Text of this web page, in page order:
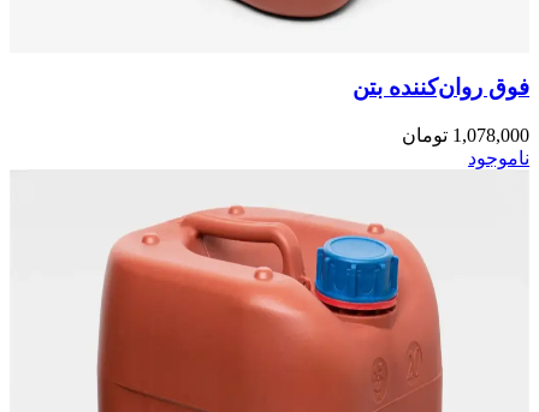
فوق روان‌کننده‌ بتن
1,078,000 تومان
ناموجود